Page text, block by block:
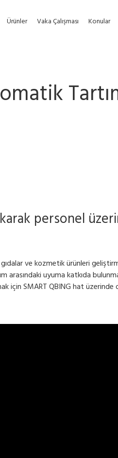
Ürünler Vaka Çalışması Konular
personel
gıdalar ve kozmetik ürünleri
uyuma katkıda
için SMART QBING hat